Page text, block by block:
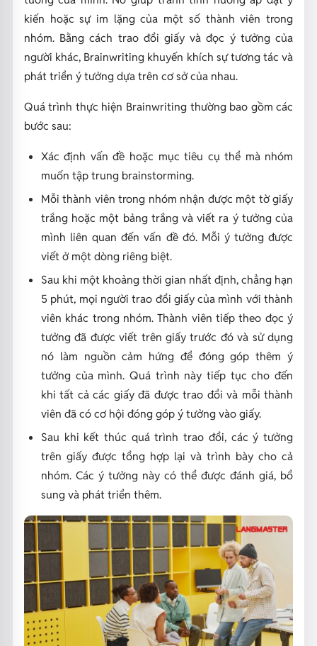
kiến hoặc sự im lặng của một số thành viên trong
nhóm. Bằng cách trao đổi giấy và đọc ý tưởng của
người khác, Brainwriting khuyến khích sự tương tác và
phát triển ý tưởng dựa trên cơ sở của nhau.
Quá trình thực hiện Brainwriting thường bao gồm các
bước sau:
Xác định vấn đề hoặc mục tiêu cụ thể mà nhóm
muốn tập trung brainstorming.
Mỗi thành viên trong nhóm nhận được một tờ giấy
trắng hoặc một bảng trắng và viết ra ý tưởng của
mình liên quan đến vấn đề đó. Mỗi ý tưởng được
viết ở một dòng riêng biệt.
Sau khi một khoảng thời gian nhất định, chẳng hạn
5 phút, mọi người trao đổi giấy của mình với thành
viên khác trong nhóm. Thành viên tiếp theo đọc ý
tưởng đã được viết trên giấy trước đó và sử dụng
nó làm nguồn cảm hứng để đóng góp thêm ý
tưởng của mình. Quá trình này tiếp tục cho đến
khi tất cả các giấy đã được trao đổi và mỗi thành
viên đã có cơ hội đóng góp ý tưởng vào giấy.
Sau khi kết thúc quá trình trao đổi, các ý tưởng
trên giấy được tổng hợp lại và trình bày cho cả
nhóm. Các ý tưởng này có thể được đánh giá, bổ
sung và phát triển thêm.